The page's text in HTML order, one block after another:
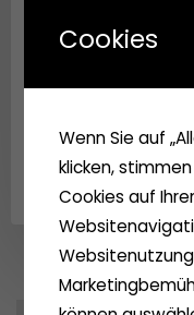
Cookies
Wenn Sie auf
klicken,
Cookies auf